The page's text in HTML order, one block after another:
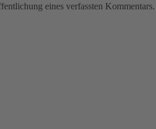
eines verfassten